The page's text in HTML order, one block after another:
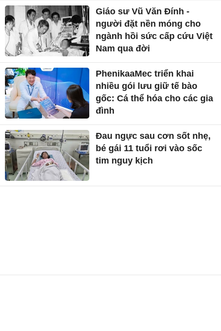
Giáo sư Vũ Văn Đính -
người đặt nền móng cho
ngành hồi sức cấp cứu Việt
Nam qua đời
PhenikaaMec triển khai
nhiều gói lưu giữ tế bào
gốc: Cá thể hóa cho các gia
đình
Đau ngực sau cơn sốt nhẹ,
bé gái 11 tuổi rơi vào sốc
tim nguy kịch